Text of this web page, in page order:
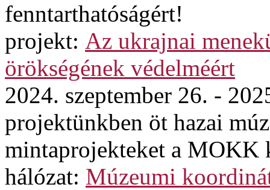
fenntarthatóságért!
projekt: Az ukrajnai
örökségének védelméért
2024. szeptember 26. -
projektünkben öt hazai
mintaprojekteket a MOKK
hálózat: Múzeumi